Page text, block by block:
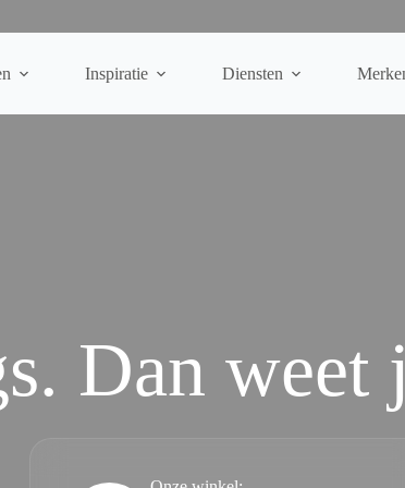
Inspiratie Diensten
Dan weet